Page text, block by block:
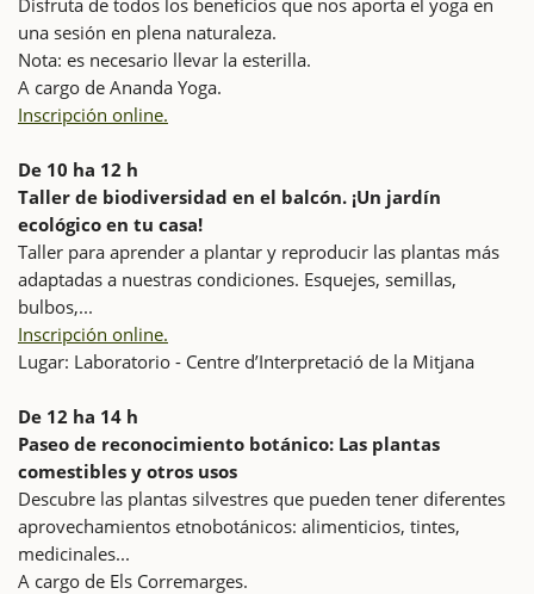
una sesión en plena naturaleza.
Nota: es necesario llevar la esterilla.
A cargo de Ananda Yoga.
Inscripción online.
De 10 ha 12 h
Taller de biodiversidad en el balcón. ¡Un jardín
ecológico en tu casa!
Taller para aprender a plantar y reproducir las plantas más
adaptadas a nuestras condiciones. Esquejes, semillas,
bulbos,...
Inscripción online.
Lugar: Laboratorio - Centre d’Interpretació de la Mitjana
De 12 ha 14 h
Paseo de reconocimiento botánico: Las plantas
comestibles y otros usos
Descubre las plantas silvestres que pueden tener diferentes
aprovechamientos etnobotánicos: alimenticios, tintes,
medicinales...
A cargo de Els Corremarges.